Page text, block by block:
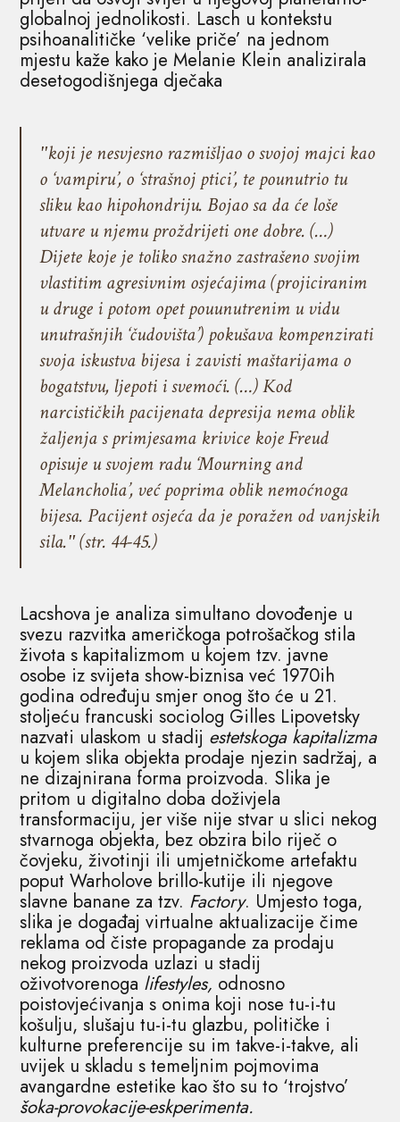
globalnoj jednolikosti. Lasch u kontekstu
psihoanalitičke ‘velike priče’ na jednom
mjestu kaže kako je Melanie Klein analizirala
desetogodišnjega dječaka
ʺkoji je nesvjesno razmišljao o svojoj majci kao
o ‘vampiru’, o ‘strašnoj ptici’, te pounutrio tu
sliku kao hipohondriju. Bojao sa da će loše
utvare u njemu proždrijeti one dobre. (…)
Dijete koje je toliko snažno zastrašeno svojim
vlastitim agresivnim osjećajima (projiciranim
u druge i potom opet pouunutrenim u vidu
unutrašnjih ‘čudovišta’) pokušava kompenzirati
svoja iskustva bijesa i zavisti maštarijama o
bogatstvu, ljepoti i svemoći. (…) Kod
narcističkih pacijenata depresija nema oblik
žaljenja s primjesama krivice koje Freud
opisuje u svojem radu ‘Mourning and
Melancholia’, već poprima oblik nemoćnoga
bijesa. Pacijent osjeća da je poražen od vanjskih
sila.ʺ (str. 44-45.)
Lacshova je analiza simultano dovođenje u
svezu razvitka američkoga potrošačkog stila
života s kapitalizmom u kojem tzv. javne
osobe iz svijeta show-biznisa već 1970ih
godina određuju smjer onog što će u 21.
stoljeću francuski sociolog Gilles Lipovetsky
nazvati ulaskom u stadij estetskoga kapitalizma
u kojem slika objekta prodaje njezin sadržaj, a
ne dizajnirana forma proizvoda. Slika je
pritom u digitalno doba doživjela
transformaciju, jer više nije stvar u slici nekog
stvarnoga objekta, bez obzira bilo riječ o
čovjeku, životinji ili umjetničkome artefaktu
poput Warholove brillo-kutije ili njegove
slavne banane za tzv. Factory. Umjesto toga,
slika je događaj virtualne aktualizacije čime
reklama od čiste propagande za prodaju
nekog proizvoda uzlazi u stadij
oživotvorenoga lifestyles, odnosno
poistovjećivanja s onima koji nose tu-i-tu
košulju, slušaju tu-i-tu glazbu, političke i
kulturne preferencije su im takve-i-takve, ali
uvijek u skladu s temeljnim pojmovima
avangardne estetike kao što su to ‘trojstvo’
šoka-provokacije-eskperimenta.